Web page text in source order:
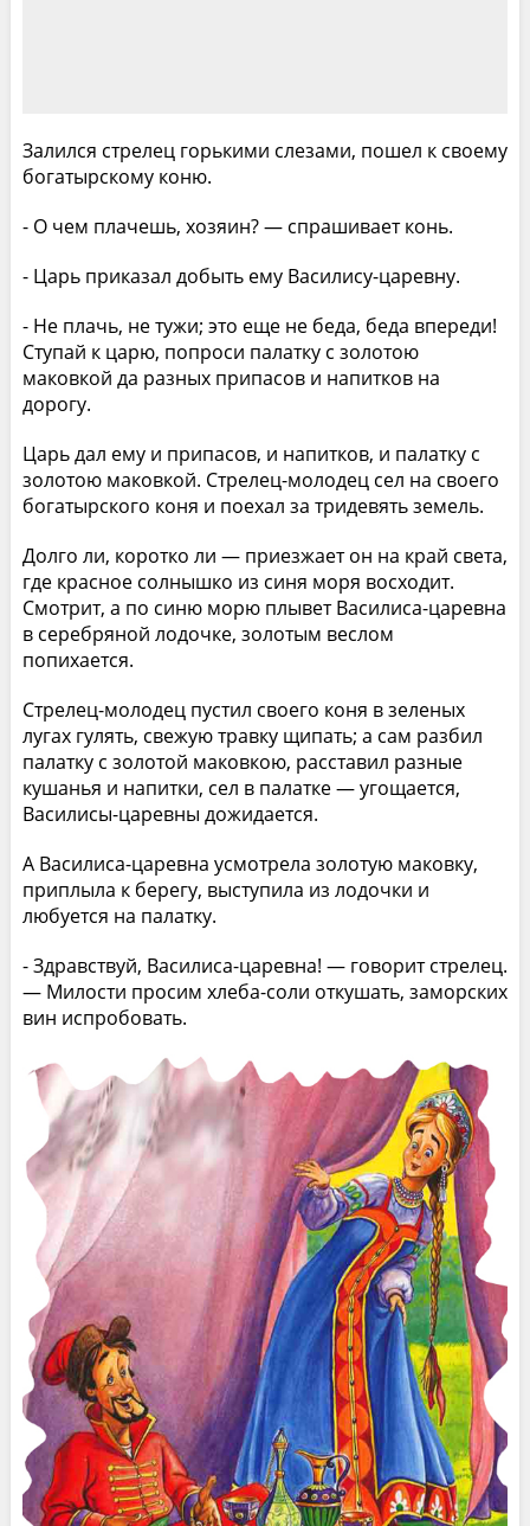
Залился стрелец горькими слезами, пошел к своему
богатырскому коню.
- О чем плачешь, хозяин? — спрашивает конь.
- Царь приказал добыть ему Василису-царевну.
- Не плачь, не тужи; это еще не беда, беда впереди!
Ступай к царю, попроси палатку с золотою
маковкой да разных припасов и напитков на
дорогу.
Царь дал ему и припасов, и напитков, и палатку с
золотою маковкой. Стрелец-молодец сел на своего
богатырского коня и поехал за тридевять земель.
Долго ли, коротко ли — приезжает он на край света,
где красное солнышко из синя моря восходит.
Смотрит, а по синю морю плывет Василиса-царевна
в серебряной лодочке, золотым веслом
попихается.
Стрелец-молодец пустил своего коня в зеленых
лугах гулять, свежую травку щипать; а сам разбил
палатку с золотой маковкою, расставил разные
кушанья и напитки, сел в палатке — угощается,
Василисы-царевны дожидается.
А Василиса-царевна усмотрела золотую маковку,
приплыла к берегу, выступила из лодочки и
любуется на палатку.
- Здравствуй, Василиса-царевна! — говорит стрелец.
— Милости просим хлеба-соли откушать, заморских
вин испробовать.